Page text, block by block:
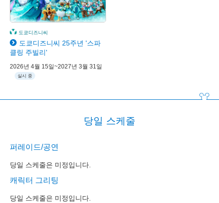
도쿄디즈니씨
도쿄디즈니씨 25주년 '스파
클링 주빌리'
2026년 4월 15일~2027년 3월 31일
실시 중
당일 스케줄
퍼레이드/공연
당일 스케줄은 미정입니다.
캐릭터 그리팅
당일 스케줄은 미정입니다.